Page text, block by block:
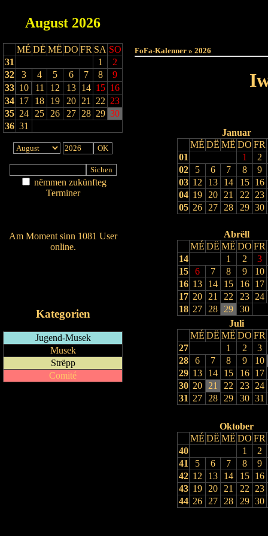
August 2026
MÉ DË MË DO FR SA SO
31
1
2
32
3 4 5 6 7 8
9
33 10 11 12 13 14 15 16
34 17 18 19 20 21 22 23
35 24 25 26 27 28 29 30
36 31
nëmmen zukünfteg
Terminer
Am Moment sinn 1081 User
online.
Kategorien
Jugend-Musek
Musek
Strëpp
Comité
FoFa-Kalenner » 2026
Januar
MÉ DË MË DO FR
01
1
2
02
5 6 7 8
9
03 12 13 14 15 16
04 19 20 21 22
23
05 26 27 28 29 30
Abrëll
MÉ DË MË DO FR
14
1 2
3
15
6 7 8 9
10
16 13 14 15 16 17
17 20 21 22 23 24
18 27 28 29
30
Juli
MÉ DË MË DO FR
27
1 2
3
28
6 7 8 9
10
29 13 14 15 16 17
30 20 21 22 23 24
31 27 28 29 30 31
Oktober
MÉ DË MË DO FR
40
1
2
41
5 6 7 8
9
42 12 13 14 15 16
43 19 20 21 22
23
44 26 27 28 29 30